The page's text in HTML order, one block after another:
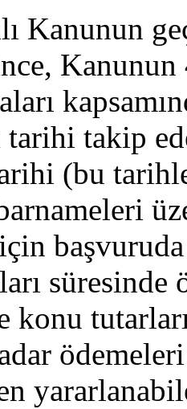
Kanunun
tarihi takip
(bu
süresinde
konu
ödemeleri